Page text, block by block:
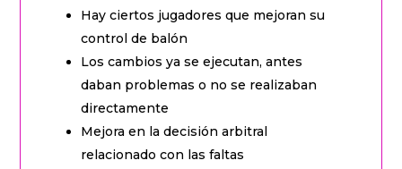
Hay ciertos jugadores que mejoran su
control de balón
Los cambios ya se ejecutan, antes
daban problemas o no se realizaban
directamente
Mejora en la decisión arbitral
relacionado con las faltas